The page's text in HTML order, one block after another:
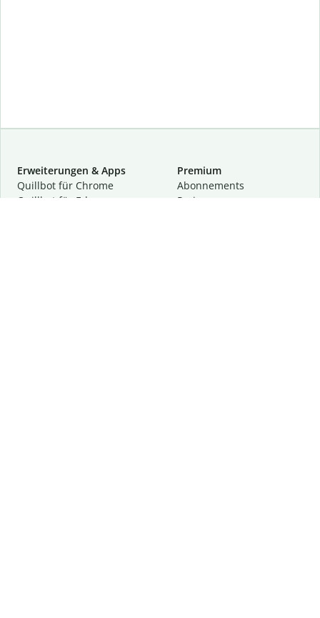
Erweiterungen & Apps
Quillbot für Chrome
Quillbot für Edge
Premium
Abon­ne­ments
Preise